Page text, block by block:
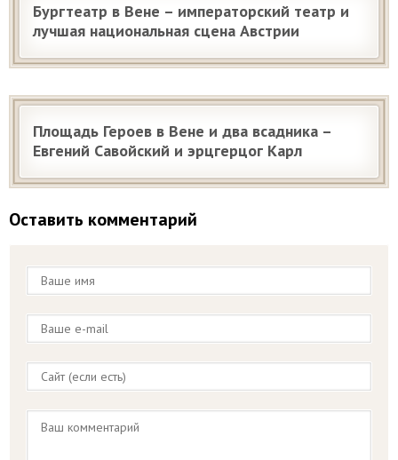
Бургтеатр в Вене – императорский театр и
лучшая национальная сцена Австрии
Площадь Героев в Вене и два всадника –
Евгений Савойский и эрцгерцог Карл
Оставить комментарий